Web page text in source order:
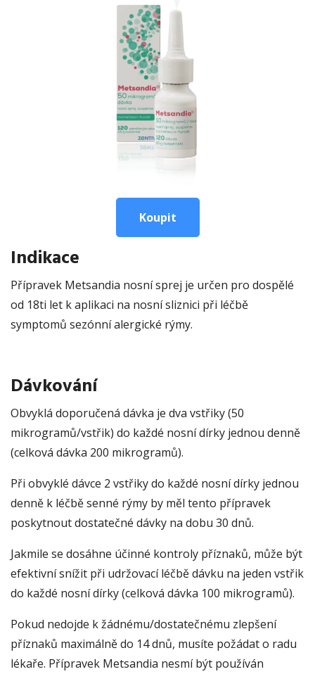
Koupit
Indikace
Přípravek Metsandia nosní sprej je určen pro dospělé
od 18ti let k aplikaci na nosní sliznici při léčbě
symptomů sezónní alergické rýmy.
Dávkování
Obvyklá doporučená dávka je dva vstřiky (50
mikrogramů/vstřik) do každé nosní dírky jednou denně
(celková dávka 200 mikrogramů).
Při obvyklé dávce 2 vstřiky do každé nosní dírky jednou
denně k léčbě senné rýmy by měl tento přípravek
poskytnout dostatečné dávky na dobu 30 dnů.
Jakmile se dosáhne účinné kontroly příznaků, může být
efektivní snížit při udržovací léčbě dávku na jeden vstřik
do každé nosní dírky (celková dávka 100 mikrogramů).
Pokud nedojde k žádnému/dostatečnému zlepšení
příznaků maximálně do 14 dnů, musíte požádat o radu
lékaře. Přípravek Metsandia nesmí být používán